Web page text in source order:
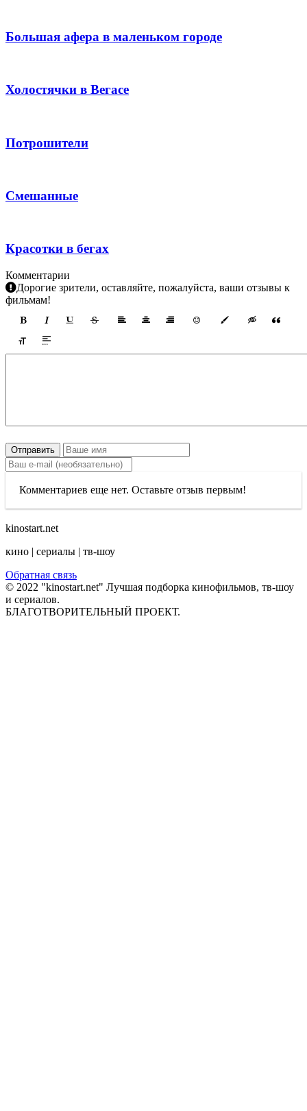
Большая афера в маленьком городе
Холостячки в Вегасе
Потрошители
Смешанные
Красотки в бегах
Комментарии
Дорогие зрители, оставляйте, пожалуйста, ваши отзывы к
фильмам!
Отправить
Комментариев еще нет. Оставьте отзыв первым!
kinostart.net
кино | сериалы | тв-шоу
Обратная связь
© 2022 "kinostart.net" Лучшая подборка кинофильмов, тв-шоу
и сериалов.
БЛАГОТВОРИТЕЛЬНЫЙ ПРОЕКТ.